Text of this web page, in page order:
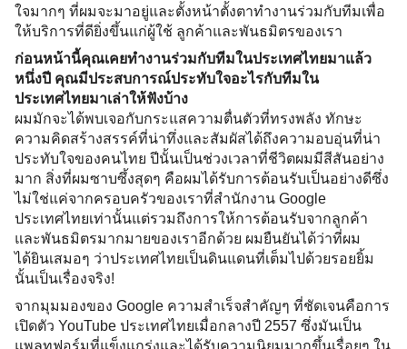
ใจมากๆ ที่ผมจะมาอยู่และตั้งหน้าตั้งตาทำงานร่วมกับทีมเพื่อ
ให้บริการที่ดียิ่งขึ้นแก่ผู้ใช้ ลูกค้าและพันธมิตรของเรา
ก่อนหน้านี้คุณเคยทำงานร่วมกับทีมในประเทศไทยมาแล้ว
หนึ่งปี คุณมีประสบการณ์ประทับใจอะไรกับทีมใน
ประเทศไทยมาเล่าให้ฟังบ้าง
ผมมักจะได้พบเจอกับกระแสความตื่นตัวที่ทรงพลัง ทักษะ
ความคิดสร้างสรรค์ที่น่าทึ่งและสัมผัสได้ถึงความอบอุ่นที่น่า
ประทับใจของคนไทย ปีนั้นเป็นช่วงเวลาที่ชีวิตผมมีสีสันอย่าง
มาก สิ่งที่ผมซาบซึ้งสุดๆ คือผมได้รับการต้อนรับเป็นอย่างดีซึ่ง
ไม่ใช่แค่จากครอบครัวของเราที่สำนักงาน Google
ประเทศไทยเท่านั้นแต่รวมถึงการให้การต้อนรับจากลูกค้า
และพันธมิตรมากมายของเราอีกด้วย ผมยืนยันได้ว่าที่ผม
ได้ยินเสมอๆ ว่าประเทศไทยเป็นดินแดนที่เต็มไปด้วยรอยยิ้ม
นั้นเป็นเรื่องจริง!
จากมุมมองของ Google ความสำเร็จสำคัญๆ ที่ชัดเจนคือการ
เปิดตัว YouTube ประเทศไทยเมื่อกลางปี 2557 ซึ่งมันเป็น
แพลทฟอร์มที่แข็งแกร่งและได้รับความนิยมมากขึ้นเรื่อยๆ ใน